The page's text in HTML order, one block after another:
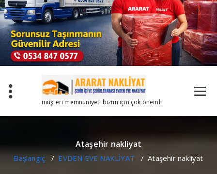
müşteri memnuniyeti bizim için çok önemli
Ataşehir nakliyat
Başlangıç / EVDEN EVE NAKLİYAT /Ataşehir nakliyat